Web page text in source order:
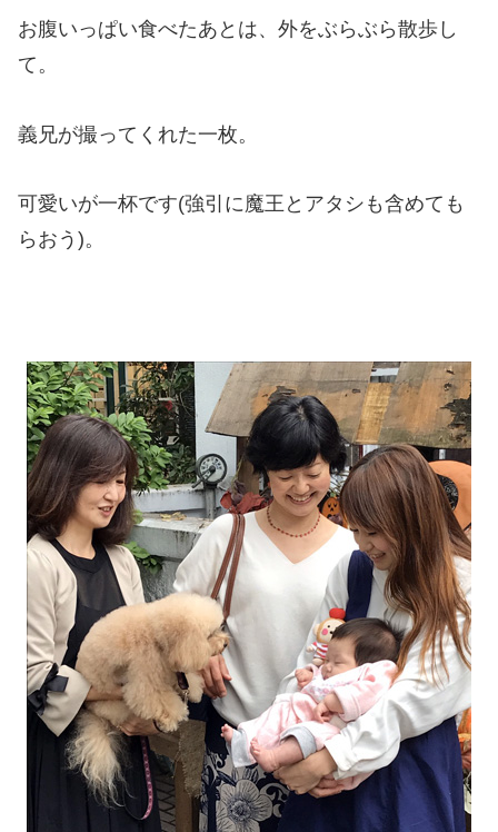
お腹いっぱい食べたあとは、外をぶらぶら散歩し
て。
義兄が撮ってくれた一枚。
可愛いが一杯です(強引に魔王とアタシも含めても
らおう)。